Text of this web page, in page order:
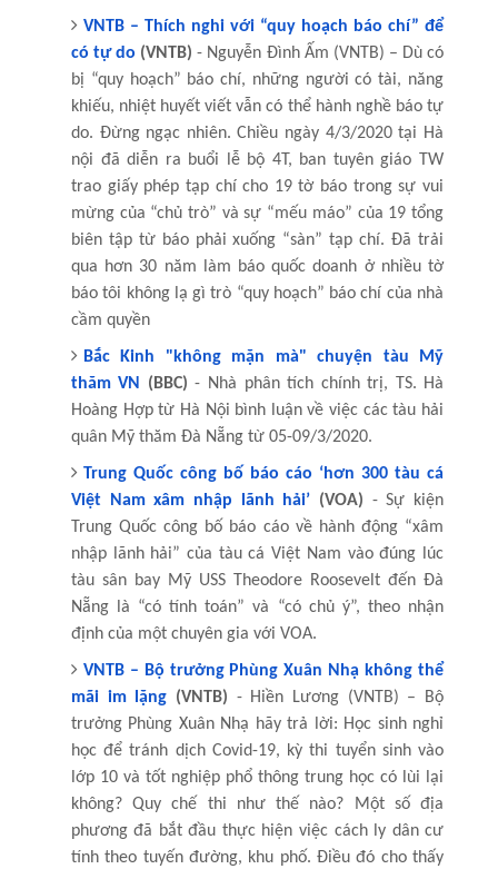
VNTB – Thích nghi với “quy hoạch báo chí” để
có tự do (VNTB) - Nguyễn Đình Ấm (VNTB) – Dù có
bị “quy hoạch” báo chí, những người có tài, năng
khiếu, nhiệt huyết viết vẫn có thể hành nghề báo tự
do. Đừng ngạc nhiên. Chiều ngày 4/3/2020 tại Hà
nội đã diễn ra buổi lễ bộ 4T, ban tuyên giáo TW
trao giấy phép tạp chí cho 19 tờ báo trong sự vui
mừng của “chủ trò” và sự “mếu máo” của 19 tổng
biên tập từ báo phải xuống “sàn” tạp chí. Đã trải
qua hơn 30 năm làm báo quốc doanh ở nhiều tờ
báo tôi không lạ gì trò “quy hoạch” báo chí của nhà
cầm quyền
Bắc Kinh "không mặn mà" chuyện tàu Mỹ
thăm VN
(BBC)- Nhà phân tích chính trị, TS. Hà
Hoàng Hợp từ Hà Nội bình luận về việc các tàu hải
quân Mỹ thăm Đà Nẵng từ 05-09/3/2020.
Trung Quốc công bố báo cáo ‘hơn 300 tàu cá
Việt Nam xâm nhập lãnh hải’ (VOA) - Sự kiện
Trung Quốc công bố báo cáo về hành động “xâm
nhập lãnh hải” của tàu cá Việt Nam vào đúng lúc
tàu sân bay Mỹ USS Theodore Roosevelt đến Đà
Nẵng là “có tính toán” và “có chủ ý”, theo nhận
định của một chuyên gia với VOA.
VNTB – Bộ trưởng Phùng Xuân Nhạ không thể
mãi im lặng (VNTB) - Hiền Lương (VNTB) – Bộ
trưởng Phùng Xuân Nhạ hãy trả lời: Học sinh nghỉ
học để tránh dịch Covid-19, kỳ thi tuyển sinh vào
lớp 10 và tốt nghiệp phổ thông trung học có lùi lại
không? Quy chế thi như thế nào? Một số địa
phương đã bắt đầu thực hiện việc cách ly dân cư
tính theo tuyến đường, khu phố. Điều đó cho thấy